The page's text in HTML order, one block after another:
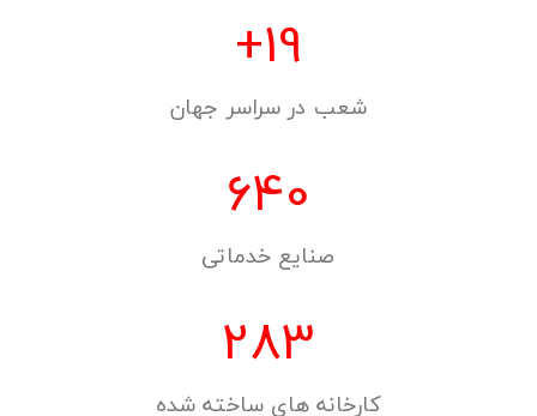
28
+
شعب در سراسر جهان
940
صنایع خدماتی
495
کارخانه های ساخته شده